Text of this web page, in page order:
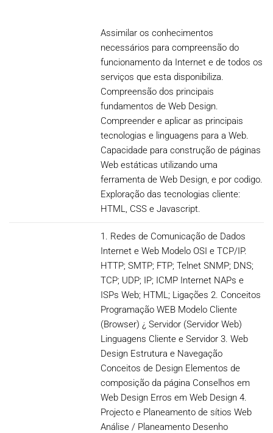
Assimilar os conhecimentos
necessários para compreensão do
funcionamento da Internet e de todos os
serviços que esta disponibiliza.
Compreensão dos principais
fundamentos de Web Design.
Compreender e aplicar as principais
tecnologias e linguagens para a Web.
Capacidade para construção de páginas
Web estáticas utilizando uma
ferramenta de Web Design, e por codigo.
Exploração das tecnologias cliente:
HTML, CSS e Javascript.
1. Redes de Comunicação de Dados
Internet e Web Modelo OSI e TCP/IP.
HTTP; SMTP; FTP; Telnet SNMP; DNS;
TCP; UDP; IP; ICMP Internet NAPs e
ISPs Web; HTML; Ligações 2. Conceitos
Programação WEB Modelo Cliente
(Browser) ¿ Servidor (Servidor Web)
Linguagens Cliente e Servidor 3. Web
Design Estrutura e Navegação
Conceitos de Design Elementos de
composição da página Conselhos em
Web Design Erros em Web Design 4.
Projecto e Planeamento de sítios Web
Análise / Planeamento Desenho